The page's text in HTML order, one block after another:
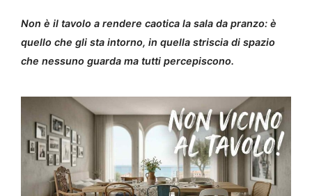
Non è il tavolo a rendere caotica la sala da pranzo: è
quello che gli sta intorno, in quella striscia di spazio
che nessuno guarda ma tutti percepiscono.